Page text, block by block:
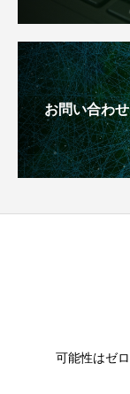
お問い合わ
可能性はゼ